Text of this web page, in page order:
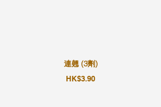
連翹 (3劑)
HK$3.90